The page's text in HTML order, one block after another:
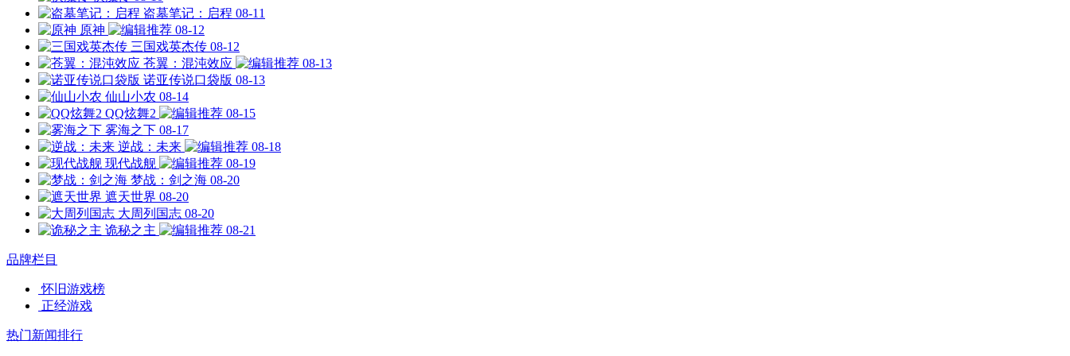
盗墓笔记：启程 08-11
原神
08-12
三国戏英杰传 08-12
苍翼：混沌效应
08-13
诺亚传说口袋版 08-13
仙山小农 08-14
QQ炫舞2
08-15
雾海之下 08-17
逆战：未来
08-18
现代战舰
08-19
梦战：剑之海 08-20
遮天世界 08-20
大周列国志 08-20
诡秘之主
08-21
品牌栏目
怀旧游戏榜
正经游戏
热门新闻排行